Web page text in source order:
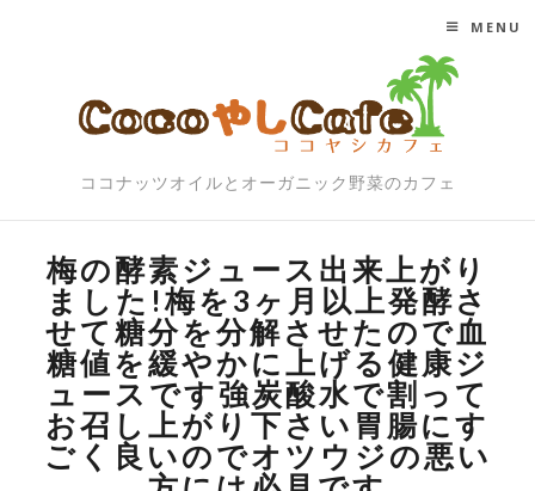
ココナッツオイルとオーガニック野菜のカフェ
MENU
梅の酵素ジュース出来上がり
ました!梅を3ヶ月以上発酵さ
せて糖分を分解させたので血
糖値を緩やかに上げる健康ジ
ュースです強炭酸水で割って
お召し上がり下さい胃腸にす
ごく良いのでオツウジの悪い